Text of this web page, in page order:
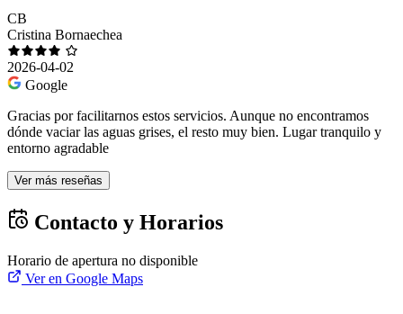
CB
Cristina Bornaechea
2026-04-02
Google
Gracias por facilitarnos estos servicios. Aunque no encontramos
dónde vaciar las aguas grises, el resto muy bien. Lugar tranquilo y
entorno agradable
Ver más reseñas
Contacto y Horarios
Horario de apertura no disponible
Ver en Google Maps